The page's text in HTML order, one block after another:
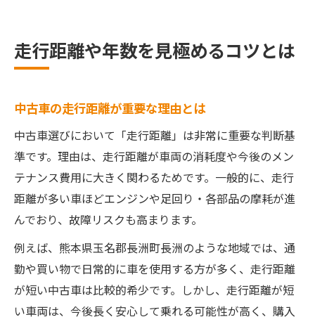
走行距離や年数を見極めるコツとは
中古車の走行距離が重要な理由とは
中古車選びにおいて「走行距離」は非常に重要な判断基
準です。理由は、走行距離が車両の消耗度や今後のメン
テナンス費用に大きく関わるためです。一般的に、走行
距離が多い車ほどエンジンや足回り・各部品の摩耗が進
んでおり、故障リスクも高まります。
例えば、熊本県玉名郡長洲町長洲のような地域では、通
勤や買い物で日常的に車を使用する方が多く、走行距離
が短い中古車は比較的希少です。しかし、走行距離が短
い車両は、今後長く安心して乗れる可能性が高く、購入